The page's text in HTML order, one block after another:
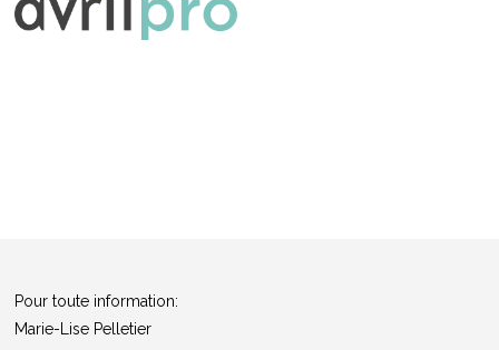
Pour toute information:
Marie-Lise Pelletier